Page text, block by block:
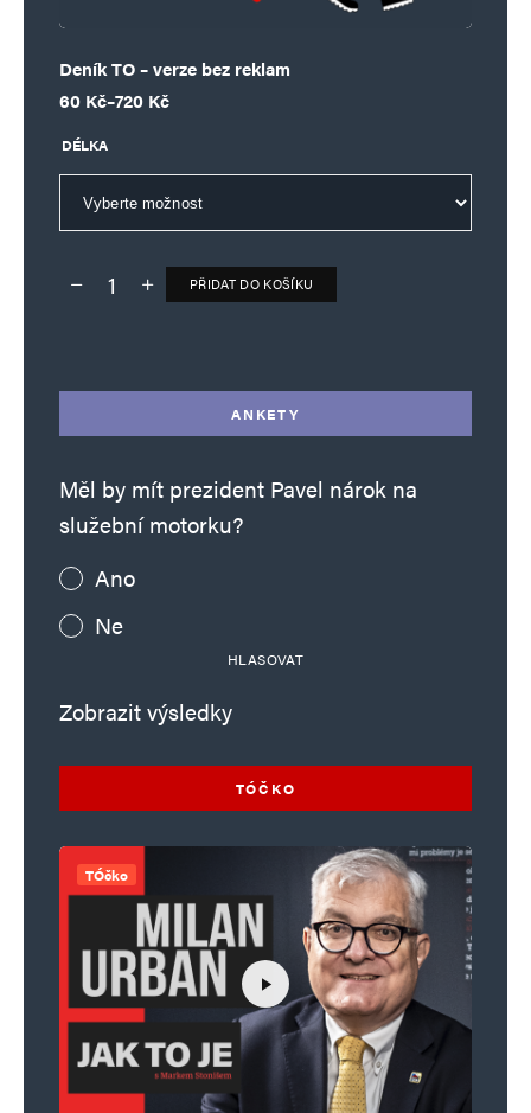
Deník TO – verze bez reklam
60 Kč–720 Kč
Rozpětí cen: 60 Kč až 720 Kč
DÉLKA
Deník TO – verze bez reklam množství
PŘIDAT DO KOŠÍKU
ANKETY
Měl by mít prezident Pavel nárok na
služební motorku?
Ano
Ne
HLASOVAT
Zobrazit výsledky
TÓČKO
TÓčko